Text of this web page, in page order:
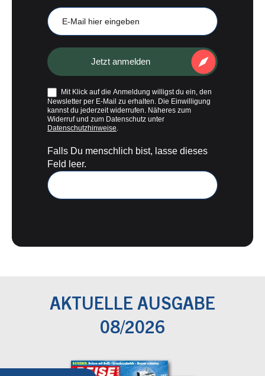
Mail
Jetzt anmelden
Mit Klick auf die Anmeldung willigst du ein, den
Newsletter per E-Mail zu erhalten. Die Einwilligung
kannst du jederzeit widerrufen. Näheres zum
Widerruf und zum Datenschutz unter
Datenschutzhinweise
Falls Du menschlich bist, lasse dieses
Feld leer.
AKTUELLE AUSGABE
08/2026